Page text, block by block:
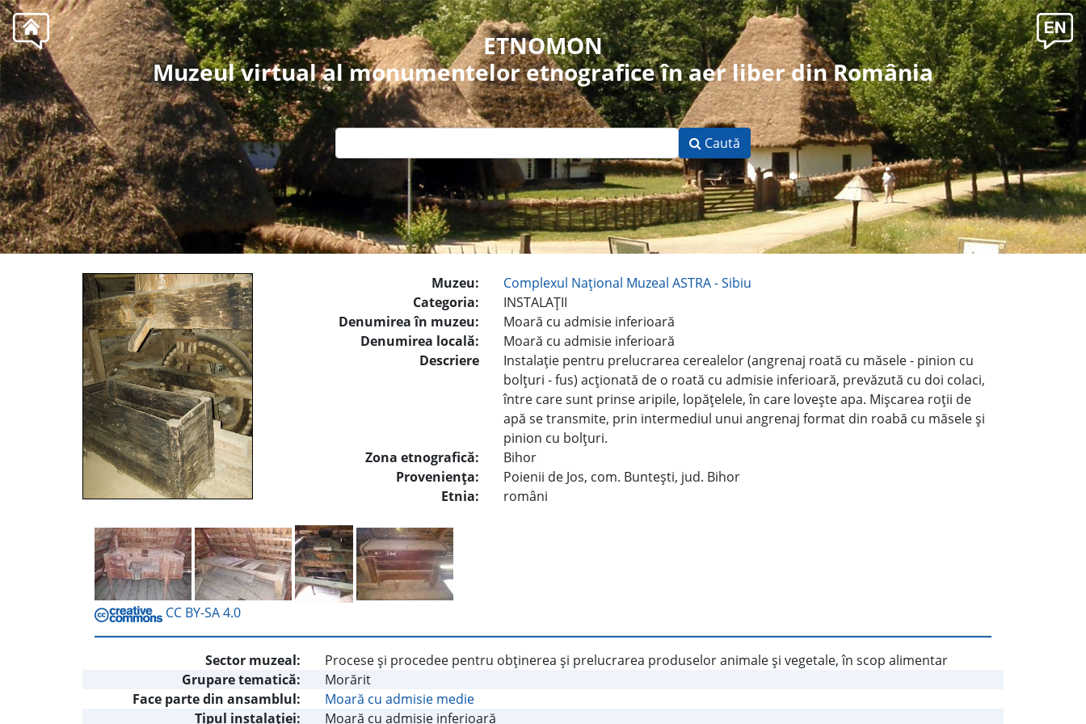
ETNOMON
Muzeul virtual al monumentelor etnografice în aer liber din România
Caută
Muzeu:
Complexul Naţional Muzeal ASTRA - Sibiu
Categoria:
INSTALAŢII
Denumirea în muzeu:
Moară cu admisie inferioară
Denumirea locală:
Moară cu admisie inferioară
Descriere
Instalaţie pentru prelucrarea cerealelor (angrenaj roată cu măsele - pinion cu
bolţuri - fus) acţionată de o roată cu admisie inferioară, prevăzută cu doi colaci,
între care sunt prinse aripile, lopăţelele, în care loveşte apa. Mişcarea roţii de
apă se transmite, prin intermediul unui angrenaj format din roabă cu măsele şi
pinion cu bolţuri.
Zona etnografică:
Bihor
Provenienţa:
Poienii de Jos, com. Bunteşti, jud. Bihor
Etnia:
români
CC BY-SA 4.0
Sector muzeal:
Procese şi procedee pentru obţinerea şi prelucrarea produselor animale şi vegetale, în scop alimentar
Grupare tematică:
Morărit
Face parte din ansamblul:
Moară cu admisie medie
Tipul instalaţiei:
Moară cu admisie inferioară